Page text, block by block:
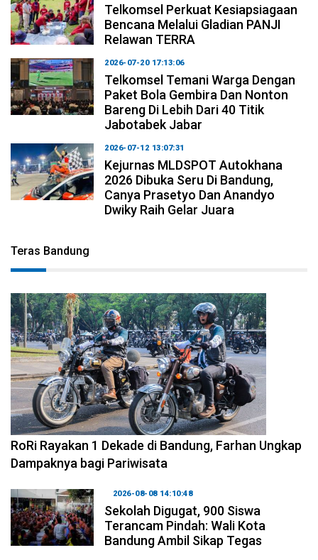
Telkomsel Perkuat Kesiapsiagaan
Bencana Melalui Gladian PANJI
Relawan TERRA
2026-07-20 17:13:06
Telkomsel Temani Warga Dengan
Paket Bola Gembira Dan Nonton
Bareng Di Lebih Dari 40 Titik
Jabotabek Jabar
2026-07-12 13:07:31
Kejurnas MLDSPOT Autokhana
2026 Dibuka Seru Di Bandung,
Canya Prasetyo Dan Anandyo
Dwiky Raih Gelar Juara
Teras Bandung
2026-08-09 09:55:44
RoRi Rayakan 1 Dekade di Bandung, Farhan Ungkap
Dampaknya bagi Pariwisata
2026-08-08 14:10:48
Sekolah Digugat, 900 Siswa
Terancam Pindah: Wali Kota
Bandung Ambil Sikap Tegas